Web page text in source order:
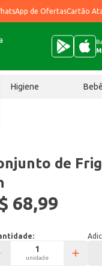
de OfertasCartão
Higiene
de
68,99
unidade